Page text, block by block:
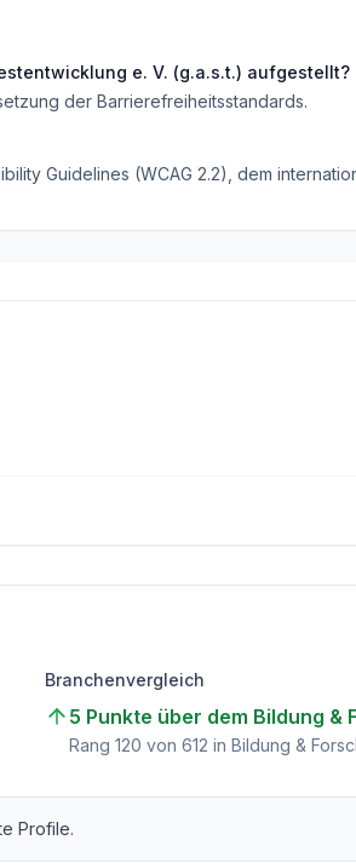
e. V. (g.a.s.t.) aufgestellt?
der Barrierefreiheitsstandards.
Guidelines (WCAG 2.2), dem
Branchenvergleich
5 Punkte über dem Bildung &
Rang 120 von 612 in Bildung &
Profile.